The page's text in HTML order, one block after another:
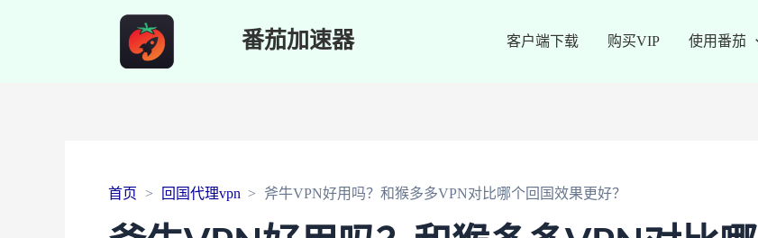
番茄加速器 客户端下载 购买VIP 使用番茄
首页 回国代理vpn 斧牛VPN好用吗？和猴多多VPN对比哪个回国效果更好？